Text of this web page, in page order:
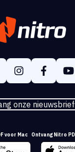
onze nieuwsbrief
voor Mac Ontvang Nitro